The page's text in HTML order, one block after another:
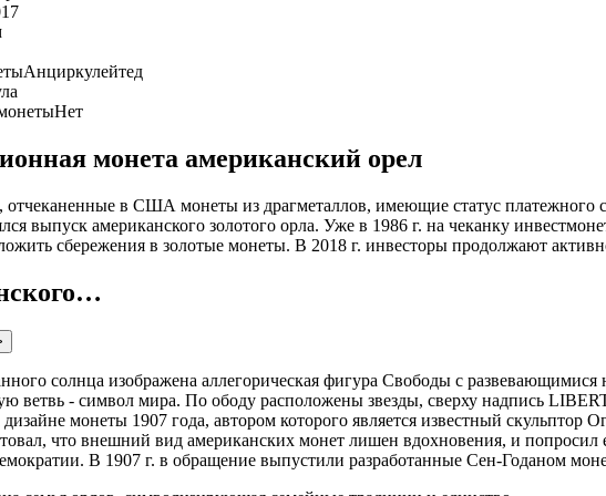
Анциркулейтед
Нет
монета американский орел
в США монеты из драгметаллов, имеющие статус платежного
выпуск американского золотого орла. Уже в 1986 г. на чеканку
сбережения в золотые монеты. В 2018 г. инвесторы продолжают
солнца изображена аллегорическая фигура Свободы с
ветвь - символ мира. По ободу расположены звезды, сверху надпись
монеты 1907 года, автором которого является известный
что внешний вид американских монет лишен вдохновения, и попросил
В 1907 г. в обращение выпустили разработанные Сен-Годаном